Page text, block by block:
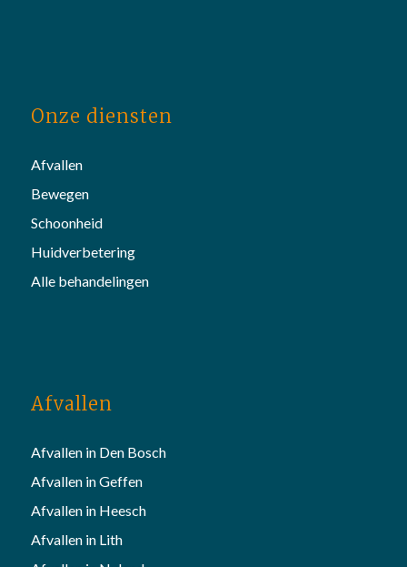
Onze diensten
Afvallen
Bewegen
Schoonheid
Huidverbetering
Alle behandelingen
Afvallen
Afvallen in Den Bosch
Afvallen in Geffen
Afvallen in Heesch
Afvallen in Lith